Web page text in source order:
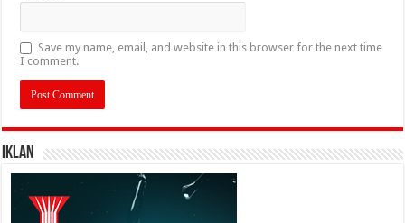
Save my name, email, and website in this browser for the next time
I comment.
IKLAN